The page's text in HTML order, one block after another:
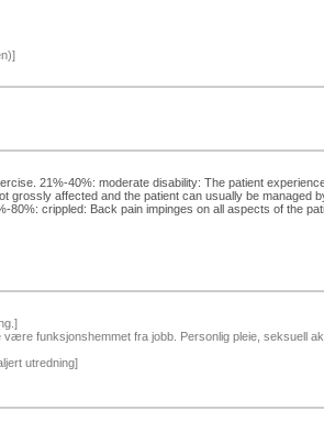
21%-40%: moderate disability: The patient
grossly affected and the patient can usually be managed
crippled: Back pain impinges on all aspects of the
funksjonshemmet fra jobb. Personlig pleie, seksuell
utredning]